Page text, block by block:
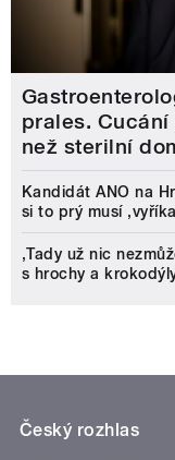
prales.
než sterilní
Kandidát ANO na
si to prý musí
‚Tady už nic
s hrochy a
Český rozhlas